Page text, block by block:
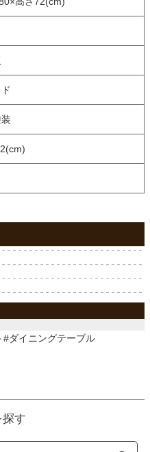
ダイニングテーブル
す